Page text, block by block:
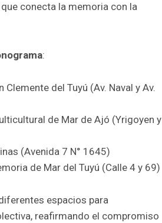
conecta la memoria con la
:
Clemente del Tuyú (Av. Naval y Av.
de Mar de Ajó (Yrigoyen y
(Avenida 7 N° 1645)
de Mar del Tuyú (Calle 4 y 69)
espacios para
reafirmando el compromiso